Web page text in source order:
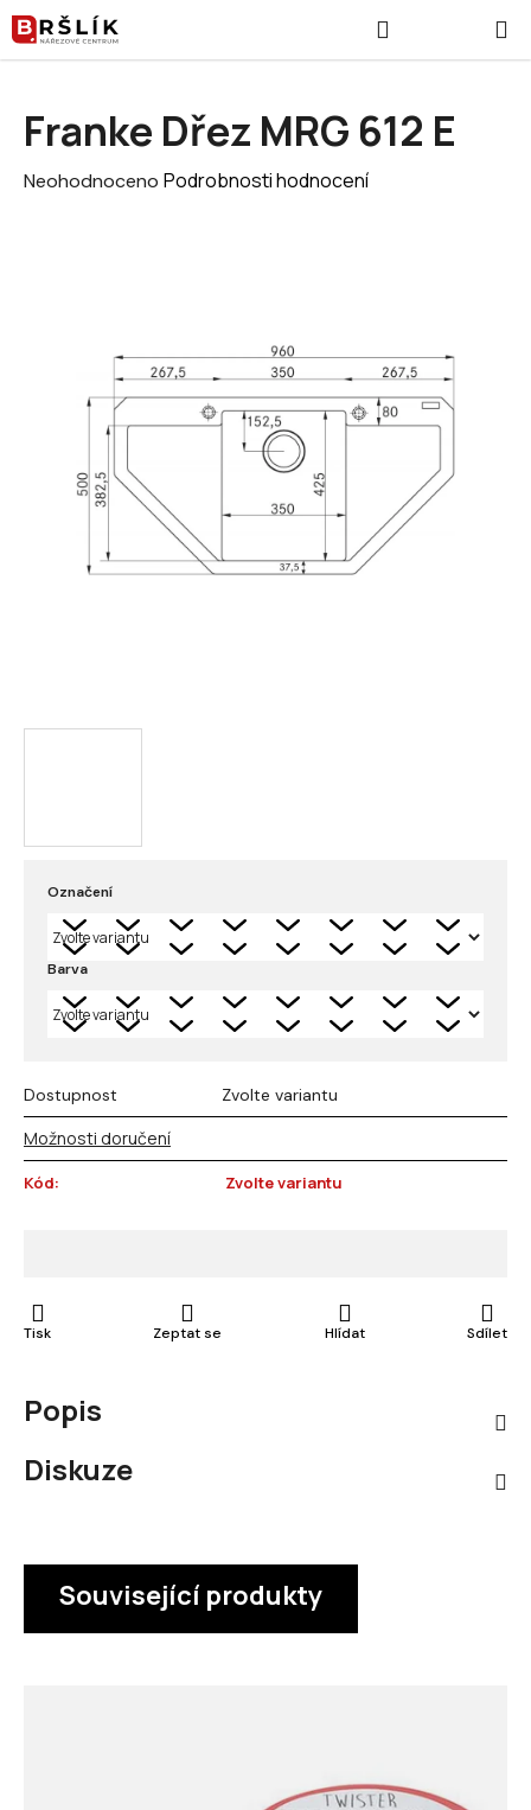
Přejít na obsah
Označení
Barva
Dostupnost Zvolte variantu
Možnosti doručení
Kód: Zvolte variantu
Tisk Zeptat se Hlídat Sdílet
Franke Dřez MRG 612 E
Průměrné hodnocení produktu je 0,0 z 5 hvězdiček.
Neohodnoceno Podrobnosti hodnocení
Popis
Diskuze
Související produkty